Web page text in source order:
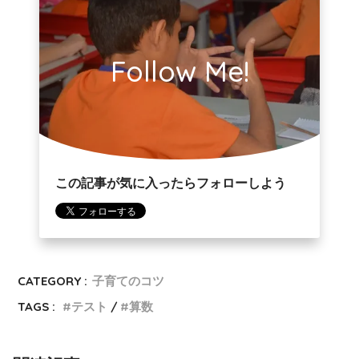
Follow Me!
この記事が気に入ったらフォローしよう
CATEGORY : 子育てのコツ
TAGS :
テスト 算数